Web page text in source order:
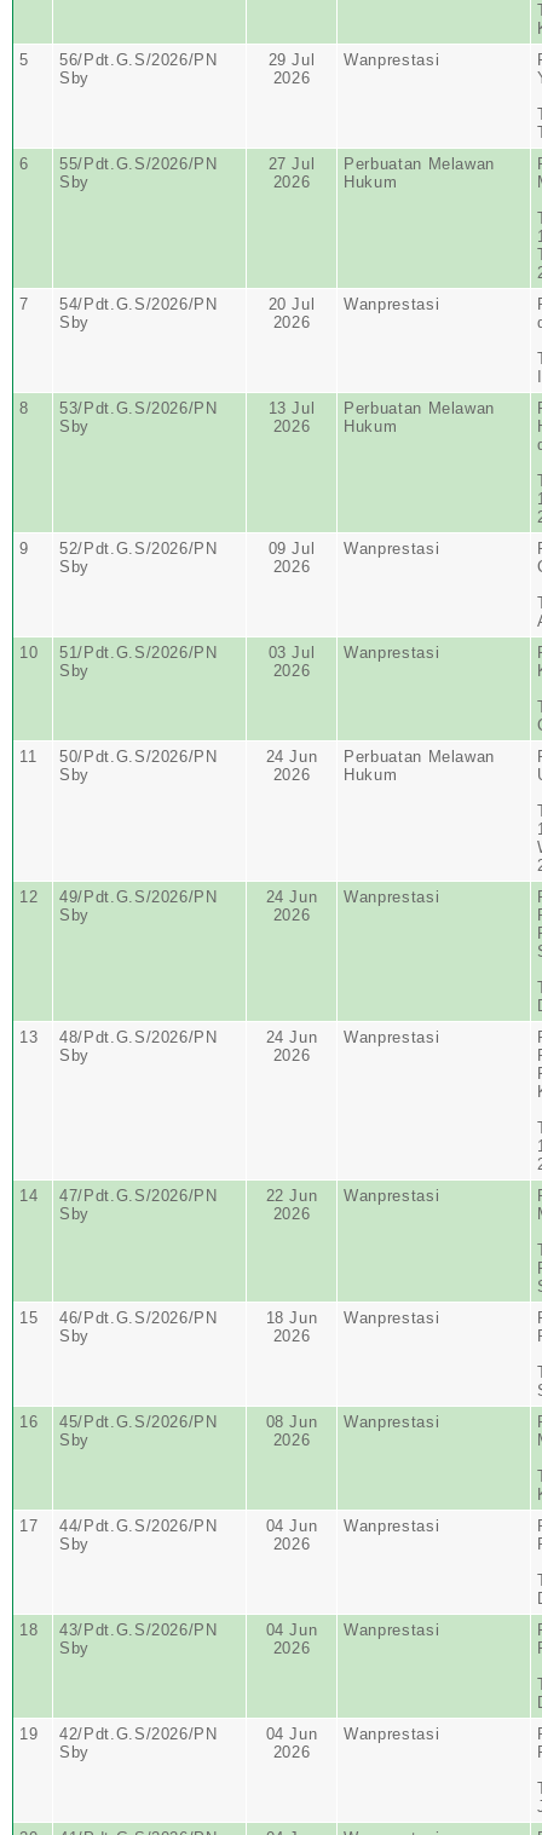
5
56/Pdt.G.S/2026/PN
Sby
29 Jul
2026
Wanprestasi
6
55/Pdt.G.S/2026/PN
Sby
27 Jul
2026
Perbuatan Melawan
Hukum
7
54/Pdt.G.S/2026/PN
Sby
20 Jul
2026
Wanprestasi
8
53/Pdt.G.S/2026/PN
Sby
13 Jul
2026
Perbuatan Melawan
Hukum
9
52/Pdt.G.S/2026/PN
Sby
09 Jul
2026
Wanprestasi
10
51/Pdt.G.S/2026/PN
Sby
03 Jul
2026
Wanprestasi
11
50/Pdt.G.S/2026/PN
Sby
24 Jun
2026
Perbuatan Melawan
Hukum
12
49/Pdt.G.S/2026/PN
Sby
24 Jun
2026
Wanprestasi
13
48/Pdt.G.S/2026/PN
Sby
24 Jun
2026
Wanprestasi
14
47/Pdt.G.S/2026/PN
Sby
22 Jun
2026
Wanprestasi
15
46/Pdt.G.S/2026/PN
Sby
18 Jun
2026
Wanprestasi
16
45/Pdt.G.S/2026/PN
Sby
08 Jun
2026
Wanprestasi
17
44/Pdt.G.S/2026/PN
Sby
04 Jun
2026
Wanprestasi
18
43/Pdt.G.S/2026/PN
Sby
04 Jun
2026
Wanprestasi
19
42/Pdt.G.S/2026/PN
Sby
04 Jun
2026
Wanprestasi